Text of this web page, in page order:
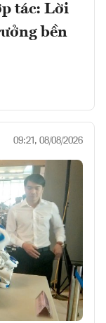
tác: Lời
bền
09:21, 08/08/2026